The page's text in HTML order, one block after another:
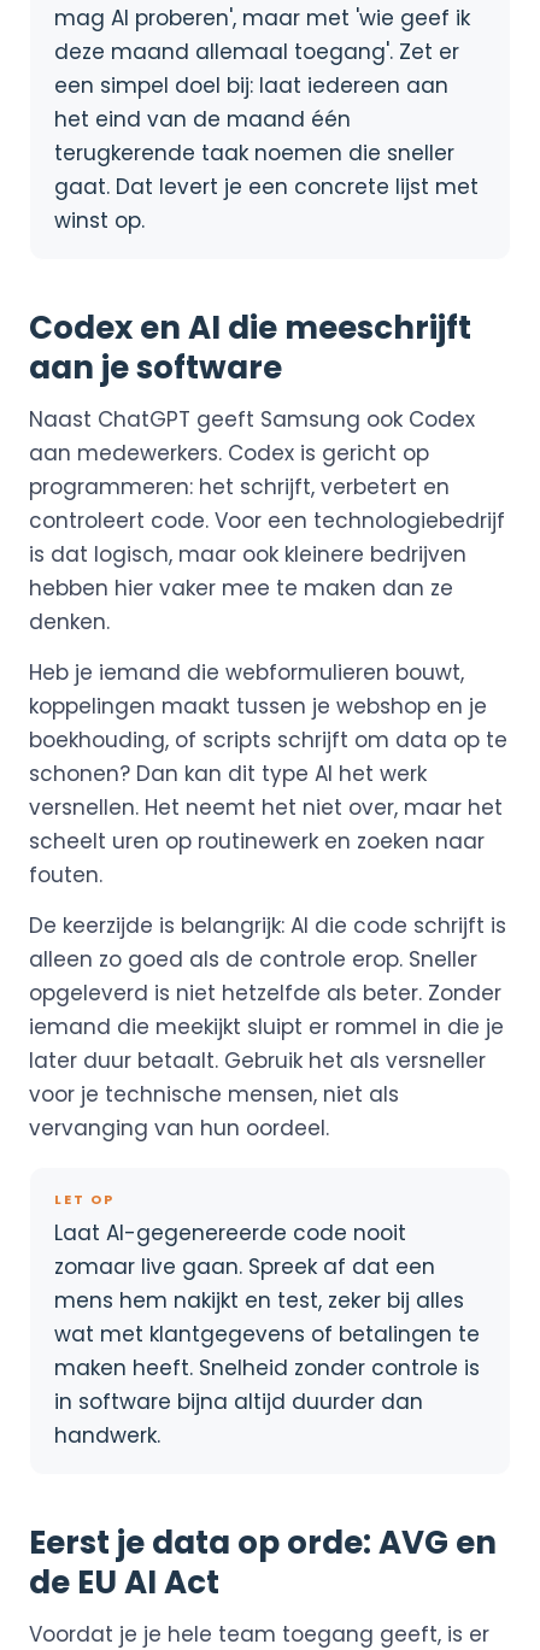
mag AI proberen', maar met 'wie geef ik
deze maand allemaal toegang'. Zet er
een simpel doel bij: laat iedereen aan
het eind van de maand één
terugkerende taak noemen die sneller
gaat. Dat levert je een concrete lijst met
winst op.
Codex en AI die meeschrijft
aan je software
Naast ChatGPT geeft Samsung ook Codex
aan medewerkers. Codex is gericht op
programmeren: het schrijft, verbetert en
controleert code. Voor een technologiebedrijf
is dat logisch, maar ook kleinere bedrijven
hebben hier vaker mee te maken dan ze
denken.
Heb je iemand die webformulieren bouwt,
koppelingen maakt tussen je webshop en je
boekhouding, of scripts schrijft om data op te
schonen? Dan kan dit type AI het werk
versnellen. Het neemt het niet over, maar het
scheelt uren op routinewerk en zoeken naar
fouten.
De keerzijde is belangrijk: AI die code schrijft is
alleen zo goed als de controle erop. Sneller
opgeleverd is niet hetzelfde als beter. Zonder
iemand die meekijkt sluipt er rommel in die je
later duur betaalt. Gebruik het als versneller
voor je technische mensen, niet als
vervanging van hun oordeel.
LET OP
Laat AI-gegenereerde code nooit
zomaar live gaan. Spreek af dat een
mens hem nakijkt en test, zeker bij alles
wat met klantgegevens of betalingen te
maken heeft. Snelheid zonder controle is
in software bijna altijd duurder dan
handwerk.
Eerst je data op orde: AVG en
de EU AI Act
Voordat je je hele team toegang geeft, is er